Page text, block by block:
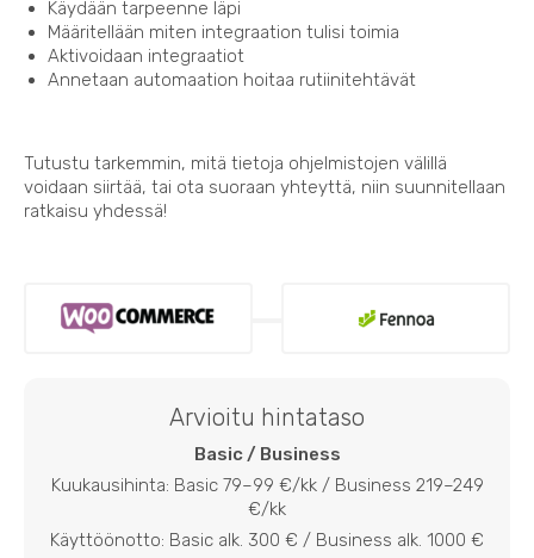
Käydään tarpeenne läpi
Määritellään miten integraation tulisi toimia
Aktivoidaan integraatiot
Annetaan automaation hoitaa rutiinitehtävät
Tutustu tarkemmin, mitä tietoja ohjelmistojen välillä
voidaan siirtää, tai ota suoraan yhteyttä, niin suunnitellaan
ratkaisu yhdessä!
Arvioitu hintataso
Basic / Business
Kuukausihinta: Basic 79–99 €/kk / Business 219–249
€/kk
Käyttöönotto: Basic alk. 300 € / Business alk. 1000 €